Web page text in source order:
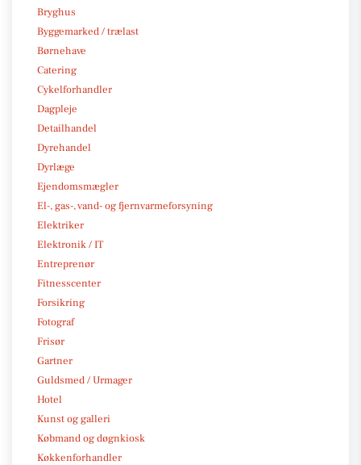
Bryghus
Byggemarked / trælast
Børnehave
Catering
Cykelforhandler
Dagpleje
Detailhandel
Dyrehandel
Dyrlæge
Ejendomsmægler
El-, gas-, vand- og fjernvarmeforsyning
Elektriker
Elektronik / IT
Entreprenør
Fitnesscenter
Forsikring
Fotograf
Frisør
Gartner
Guldsmed / Urmager
Hotel
Kunst og galleri
Købmand og døgnkiosk
Køkkenforhandler